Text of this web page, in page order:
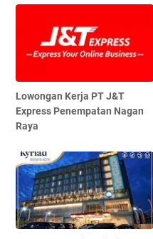
Lowongan Kerja PT J&T
Express Penempatan Nagan
Raya